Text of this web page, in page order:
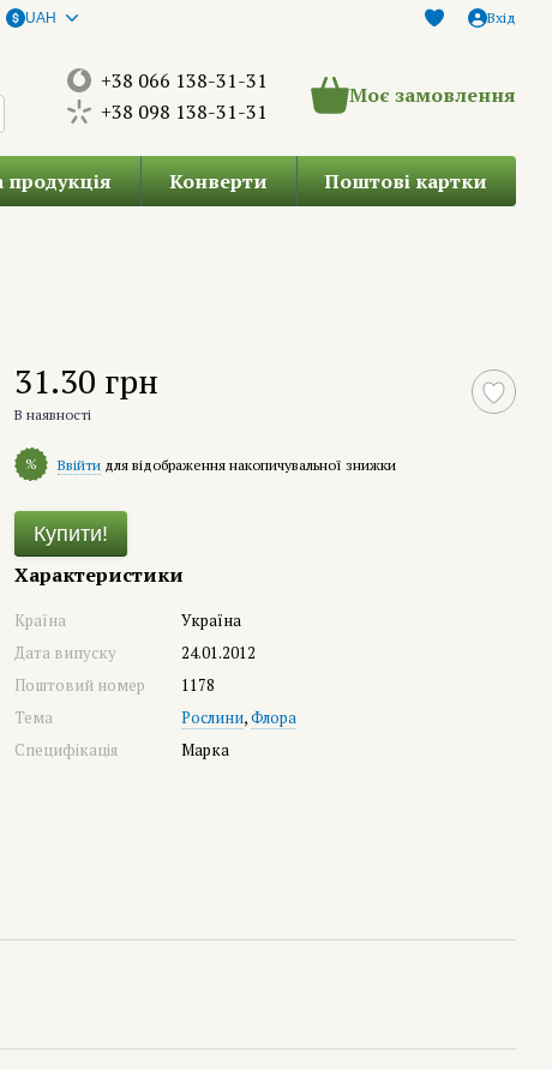
UAH Вхід
+38 066 138-31-31
+38 098 138-31-31
Моє замовлення
продукція Конверти Поштові картки
31.30 грн
В наявності
% Ввійти для відображення накопичувальної знижки
Купити!
Характеристики
Країна
Україна
Дата випуску
24.01.2012
Поштовий номер
1178
Тема
Рослини,Флора
Специфікація
Марка